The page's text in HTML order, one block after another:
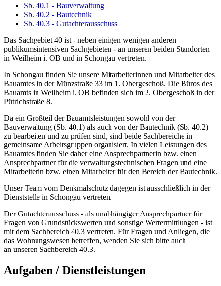
Sb. 40.1 - Bauverwaltung
Sb. 40.2 - Bautechnik
Sb. 40.3 - Gutachterausschuss
Das Sachgebiet 40 ist - neben einigen wenigen anderen
publikumsintensiven Sachgebieten - an unseren beiden Standorten
in Weilheim i. OB und in Schongau vertreten.
In Schongau finden Sie unsere Mitarbeiterinnen und Mitarbeiter des
Bauamtes in der Münzstraße 33 im 1. Obergeschoß. Die Büros des
Bauamts in Weilheim i. OB befinden sich im 2. Obergeschoß in der
Pütrichstraße 8.
Da ein Großteil der Bauamtsleistungen sowohl von der
Bauverwaltung (Sb. 40.1) als auch von der Bautechnik (Sb. 40.2)
zu bearbeiten und zu prüfen sind, sind beide Sachbereiche in
gemeinsame Arbeitsgruppen organisiert. In vielen Leistungen des
Bauamtes finden Sie daher eine Ansprechpartnerin bzw. einen
Ansprechpartner für die verwaltungstechnischen Fragen und eine
Mitarbeiterin bzw. einen Mitarbeiter für den Bereich der Bautechnik.
Unser Team vom Denkmalschutz dagegen ist ausschließlich in der
Dienststelle in Schongau vertreten.
Der Gutachterausschuss - als unabhängiger Ansprechpartner für
Fragen von Grundstückswerten und sonstige Wertermittlungen - ist
mit dem Sachbereich 40.3 vertreten. Für Fragen und Anliegen, die
das Wohnungswesen betreffen, wenden Sie sich bitte auch
an unseren Sachbereich 40.3.
Aufgaben / Dienstleistungen